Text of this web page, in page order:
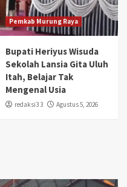
Pemkab Murung Raya
Bupati Heriyus Wisuda
Sekolah Lansia Gita Uluh
Itah, Belajar Tak
Mengenal Usia
redaksi3 3 Agustus 5, 2026